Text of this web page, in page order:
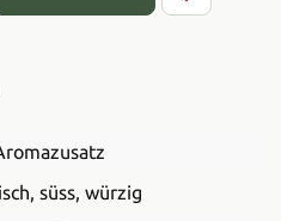
, süss, würzig